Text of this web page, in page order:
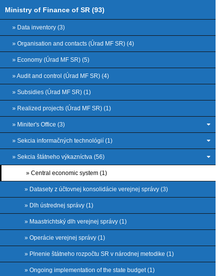
Ministry of Finance of SR (93)
» Data inventory (3)
» Organisation and contacts (Úrad MF SR) (4)
» Economy (Úrad MF SR) (5)
» Audit and control (Úrad MF SR) (4)
» Subsidies (Úrad MF SR) (1)
» Realized projects (Úrad MF SR) (1)
» Miniter's Office (3)
» Sekcia informačných technológií (1)
» Sekcia štátneho výkazníctva (56)
» Central economic system (1)
» Datasety z účtovnej konsolidácie verejnej správy (3)
» Dlh ústrednej správy (1)
» Maastrichtský dlh verejnej správy (1)
» Operácie verejnej správy (1)
» Plnenie štátneho rozpočtu SR v národnej metodike (1)
» Ongoing implementation of the state budget (1)